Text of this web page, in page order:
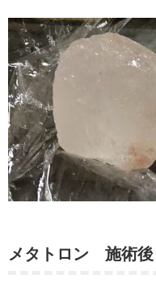
メタトロン 施術後